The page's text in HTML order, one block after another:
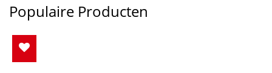
Populaire Producten